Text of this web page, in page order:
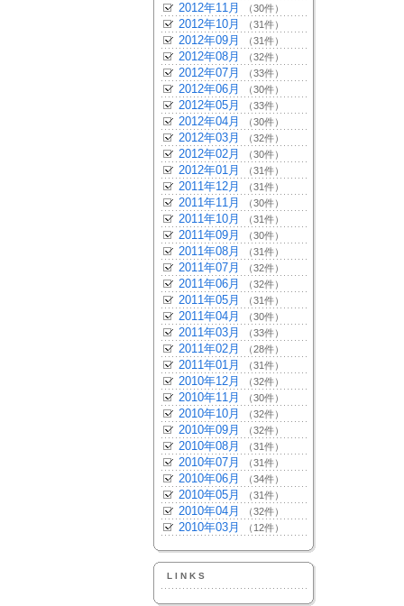
2012年11月 （30件）
2012年10月 （31件）
2012年09月 （31件）
2012年08月 （32件）
2012年07月 （33件）
2012年06月 （30件）
2012年05月 （33件）
2012年04月 （30件）
2012年03月 （32件）
2012年02月 （30件）
2012年01月 （31件）
2011年12月 （31件）
2011年11月 （30件）
2011年10月 （31件）
2011年09月 （30件）
2011年08月 （31件）
2011年07月 （32件）
2011年06月 （32件）
2011年05月 （31件）
2011年04月 （30件）
2011年03月 （33件）
2011年02月 （28件）
2011年01月 （31件）
2010年12月 （32件）
2010年11月 （30件）
2010年10月 （32件）
2010年09月 （32件）
2010年08月 （31件）
2010年07月 （31件）
2010年06月 （34件）
2010年05月 （31件）
2010年04月 （32件）
2010年03月 （12件）
LINKS